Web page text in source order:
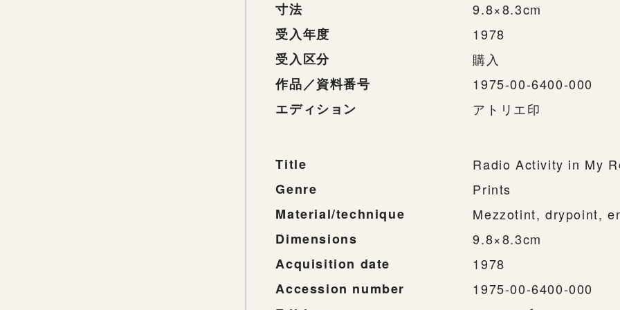
寸法
9.8×8.3cm
受入年度
1978
受入区分
購入
作品／資料番号
1975-00-6400-000
エディション
アトリエ印
Title
Radio Activity in My
Genre
Prints
Material/technique
Mezzotint, drypoint,
Dimensions
9.8×8.3cm
Acquisition date
1978
Accession number
1975-00-6400-000